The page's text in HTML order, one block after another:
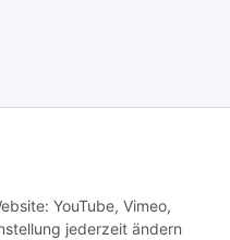
YouTube, Vimeo,
jederzeit ändern